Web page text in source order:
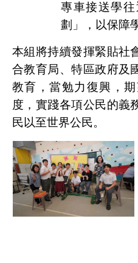
專車接送學
劃」， 以保障
本組將持續發揮緊貼社
合教育局、特區政府及
教育，當勉力復興，
度，實踐各項公民的義
民以至世界公民。